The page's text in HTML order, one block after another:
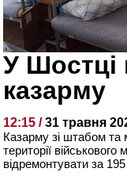
У Шостці
казарму
12:15 /31 травня
Казарму зі штабом та
території
відремонтувати за